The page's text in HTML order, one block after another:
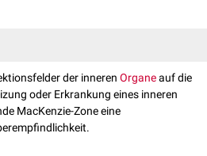
der inneren Organeauf die
oder Erkrankung eines inneren
MacKenzie-Zone eine